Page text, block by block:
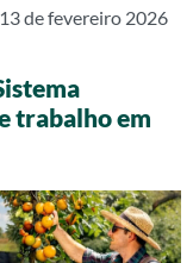
13 de fevereiro 2026
trabalho em